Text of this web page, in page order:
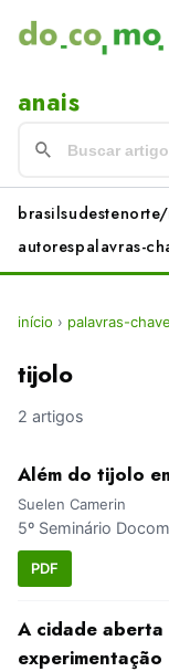
anais
brasilsudeste
autorespalavras-
início › palavras-chave
tijolo
2 artigos
Além do tijolo
Suelen Camerin
5º Seminário
PDF
A cidade aberta
experimentação